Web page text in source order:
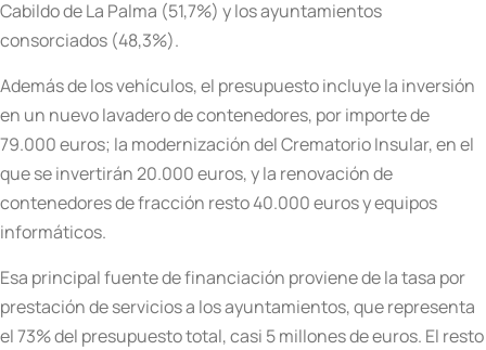
Cabildo de La Palma (51,7%) y los ayuntamientos
consorciados (48,3%).
Además de los vehículos, el presupuesto incluye la inversión
en un nuevo lavadero de contenedores, por importe de
79.000 euros; la modernización del Crematorio Insular, en el
que se invertirán 20.000 euros, y la renovación de
contenedores de fracción resto 40.000 euros y equipos
informáticos.
Esa principal fuente de financiación proviene de la tasa por
prestación de servicios a los ayuntamientos, que representa
el 73% del presupuesto total, casi 5 millones de euros. El resto